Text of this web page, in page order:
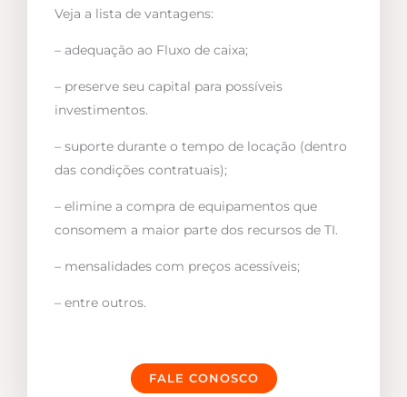
Veja a lista de vantagens:
– adequação ao Fluxo de caixa;
– preserve seu capital para possíveis
investimentos.
– suporte durante o tempo de locação (dentro
das condições contratuais);
– elimine a compra de equipamentos que
consomem a maior parte dos recursos de TI.
– mensalidades com preços acessíveis;
– entre outros.
FALE CONOSCO